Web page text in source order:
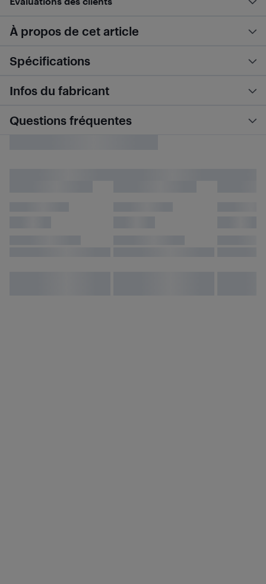
À propos de cet article
Spécifications
Infos du fabricant
Questions fréquentes